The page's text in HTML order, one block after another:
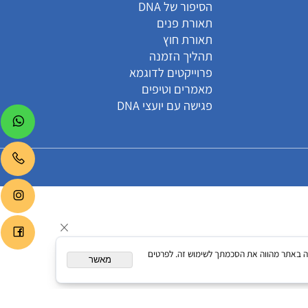
קטגוריות
הסיפור של DNA
תאורת פנים
תאורת חוץ
תהליך הזמנה
מאמרים וטיפים